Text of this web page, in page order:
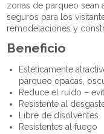
zonas de parqueo sean
seguros para los
remodelaciones y
Beneficio
Estéticamente
parqueo opacas,
Reduce el ruido –
Resistente al
Libre de disolventes
Resistentes al fuego